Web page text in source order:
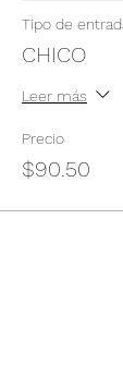
Tipo de
CHICO
Leer más
Precio
$90.50